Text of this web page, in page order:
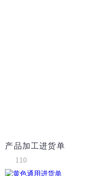
产品加工进货单
110